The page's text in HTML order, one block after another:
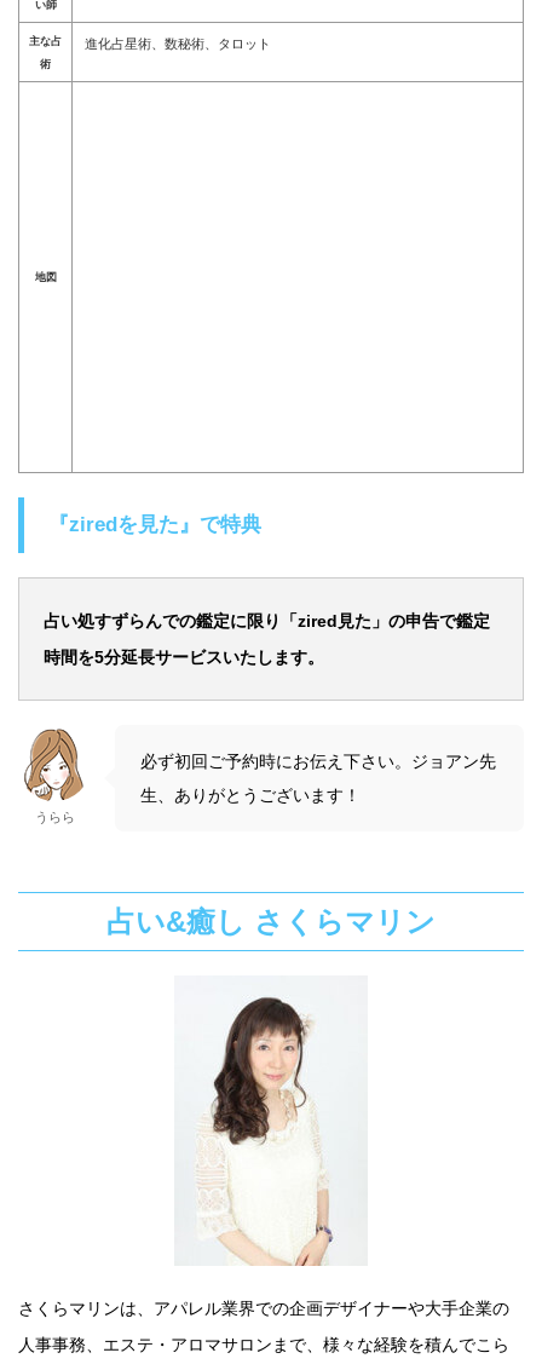
い師
主な占
術
進化占星術、数秘術、タロット
地図
『ziredを見た』で特典
占い処すずらんでの鑑定に限り「zired見た」の申告で鑑定
時間を5分延長サービスいたします。
うらら
必ず初回ご予約時にお伝え下さい。ジョアン先
生、ありがとうございます！
占い&癒し さくらマリン
さくらマリンは、アパレル業界での企画デザイナーや大手企業の
人事事務、エステ・アロマサロンまで、様々な経験を積んでこら